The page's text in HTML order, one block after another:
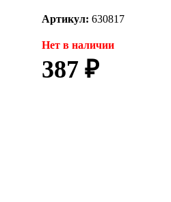
Артикул: 630817
Нет в наличии
387 ₽